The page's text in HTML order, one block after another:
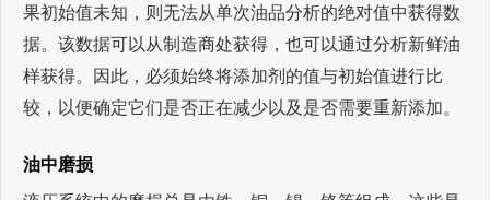
果初始值未知，则无法从单次油品分析的绝对值中获得数
据。该数据可以从制造商处获得，也可以通过分析新鲜油
样获得。因此，必须始终将添加剂的值与初始值进行比
较，以便确定它们是否正在减少以及是否需要重新添加。
油中磨损